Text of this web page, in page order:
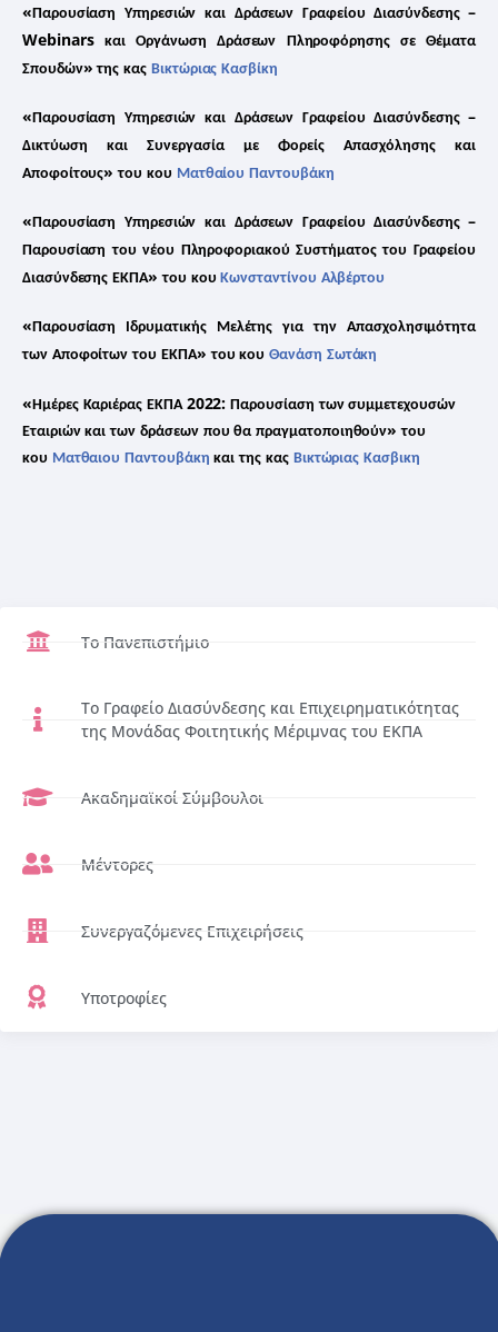
«Παρουσίαση Υπηρεσιών και Δράσεων Γραφείου Διασύνδεσης–
Webinars
και Οργάνωση Δράσεων Πληροφόρησης σε
Θέματα
Σπουδών»της κας Βικτώριας Κασβίκη
«Παρουσίαση Υπηρεσιών και Δράσεων Γραφείου Διασύνδεσης–
Δικτύωση και Συνεργασία με Φορείς Απασχόλησης
και
Αποφοίτους»του κου Ματθαίου Παντουβάκη
«Παρουσίαση Υπηρεσιών και Δράσεων Γραφείου Διασύνδεσης–
Παρουσίαση του νέου Πληροφοριακού Συστήματος του Γραφείου
Διασύνδεσης ΕΚΠΑ»του κου Κωνσταντίνου Αλβέρτου
«Παρουσίαση Ιδρυματικής Μελέτης για την
Απασχολησιμότητα
των Αποφοίτων του ΕΚΠΑ»του κου Θανάση Σωτάκη
«Ημέρες Καριέρας ΕΚΠΑ2022:Παρουσίαση των συμμετεχουσών
Εταιριών και των δράσεων που θα πραγματοποιηθούν»του
κου Ματθαιου Παντουβάκη και της κας Βικτώριας Κασβικη
Το Πανεπιστήμιο
Το Γραφείο Διασύνδεσης και Επιχειρηματικότητας
της Μονάδας Φοιτητικής Μέριμνας του ΕΚΠΑ
Ακαδημαϊκοί Σύμβουλοι
Μέντορες
Συνεργαζόμενες Επιχειρήσεις
Υποτροφίες